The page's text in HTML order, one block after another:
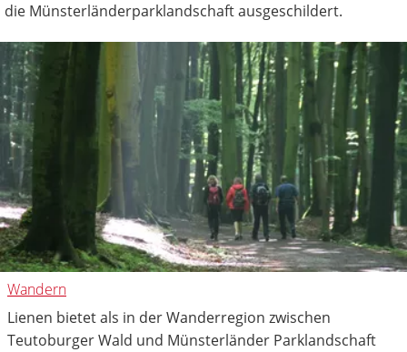
die Münsterländerparklandschaft ausgeschildert.
Wandern
Lienen bietet als in der Wanderregion zwischen
Teutoburger Wald und Münsterländer Parklandschaft